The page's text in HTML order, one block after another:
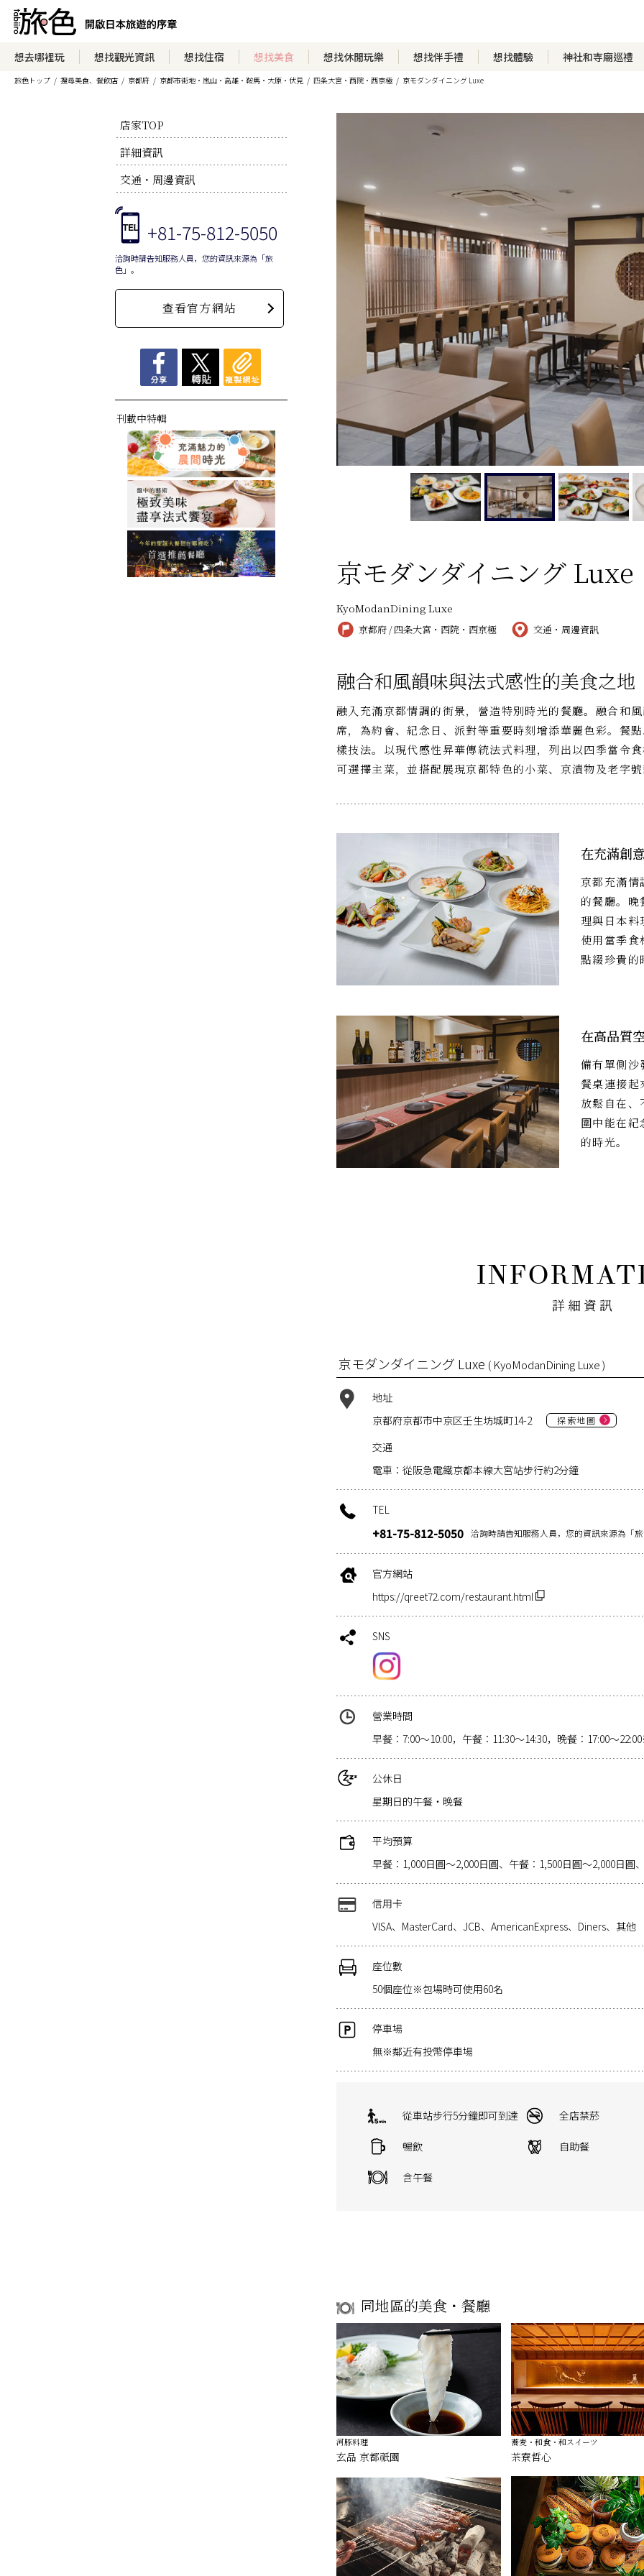
想去哪裡玩 想找觀光資訊 想找住宿 想找美食 想找休閒玩樂 想找伴手禮 想找體驗 神社和寺廟巡禮
旅色トップ 搜尋美食、餐飲店 京都府 京都市街地・嵐山・高雄・鞍馬・大原・伏見 四条大宮・西院・西京極 京モダンダイニング Luxe
店家TOP
詳細資訊
交通・周邊資訊
+81-75-812-5050
洽詢時請告知服務人員，您的資訊來源為「旅
色」。
查看官方網站
刊載中特輯
京モダンダイニング Luxe
KyoModanDining Luxe
京都府 / 四条大宮・西院・西京極 交通・周邊資訊
融合和風韻味與法式感性的美食之地
融入充滿京都情調的街景，營造特別時光的餐廳。融合和
席，為約會、紀念日、派對等重要時刻增添華麗色彩。餐
樣技法。以現代感性昇華傳統法式料理，列出以四季當令
可選擇主菜，並搭配展現京都特色的小菜、京漬物及老字
在充滿創
京都充滿情
的餐廳。
理與日本
使用當季
點綴珍貴的
在高品質
備有單側沙
餐桌連接起
放鬆自在
圍中能在
的時光。
詳細資訊
京モダンダイニング Luxe ( KyoModanDining Luxe )
地址
京都府京都市中京区壬生坊城町14-2
探索地圖
交通
電車：從阪急電鐵京都本線大宮站步行約2分鐘
TEL
+81-75-812-5050 洽詢時請告知服務人員，您的資訊來源為「
官方網站
https://qreet72.com/restaurant.html
SNS
營業時間
早餐：7:00～10:00，午餐：11:30～14:30，晚餐：17:00～
公休日
星期日的午餐・晚餐
平均預算
早餐：1,000日圓～2,000日圓、午餐：1,500日圓～2,000日圓
信用卡
VISA、MasterCard、JCB、AmericanExpress、Diners、其他
座位數
50個座位※包場時可使用60名
停車場
無※鄰近有投幣停車場
從車站步行5分鐘即可到達 全店禁菸
暢飲 自助餐
含午餐
同地區的美食・餐廳
河豚料理
玄品 京都祇園
蕎麦・和食・和スイーツ
茶寮哲心